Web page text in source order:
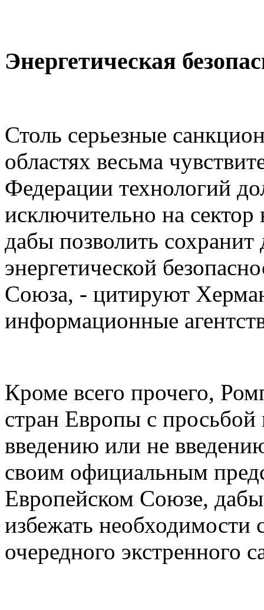
Энергетическая
Столь серьезные
областях весьма
Федерации технологий
исключительно на
дабы позволить
энергетической
Союза, - цитируют
информационные
Кроме всего прочего,
стран Европы с
введению или не
своим официальным
Европейском Союзе,
избежать необходимости
очередного экстренного